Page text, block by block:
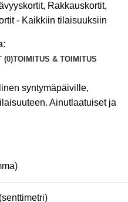
, Rakkauskortit,
- Kaikkiin tilaisuuksiin
(0)TOIMITUS & TOIMITUS
syntymäpäiville,
Ainutlaatuiset ja